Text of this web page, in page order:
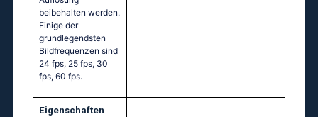
beibehalten werden.
Einige der
grundlegendsten
Bildfrequenzen sind
24 fps, 25 fps, 30
fps, 60 fps.
Eigenschaften